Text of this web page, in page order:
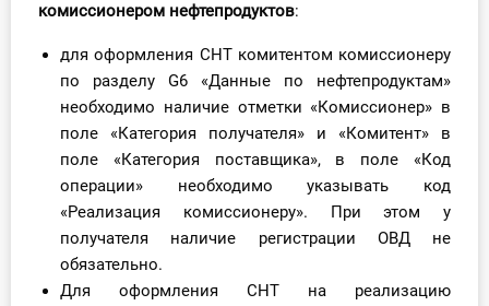
комиссионером нефтепродуктов:
для оформления СНТ комитентом комиссионеру
по разделу G6 «Данные по нефтепродуктам»
необходимо наличие отметки «Комиссионер» в
поле «Категория получателя» и «Комитент» в
поле «Категория поставщика», в поле «Код
операции» необходимо указывать код
«Реализация комиссионеру». При этом у
получателя наличие регистрации ОВД не
обязательно.
Для оформления СНТ на реализацию